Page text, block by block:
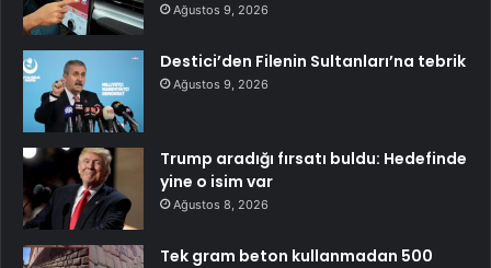
Ağustos 9, 2026
Destici’den Filenin Sultanları’na tebrik
Ağustos 9, 2026
Trump aradığı fırsatı buldu: Hedefinde
yine o isim var
Ağustos 8, 2026
Tek gram beton kullanmadan 500